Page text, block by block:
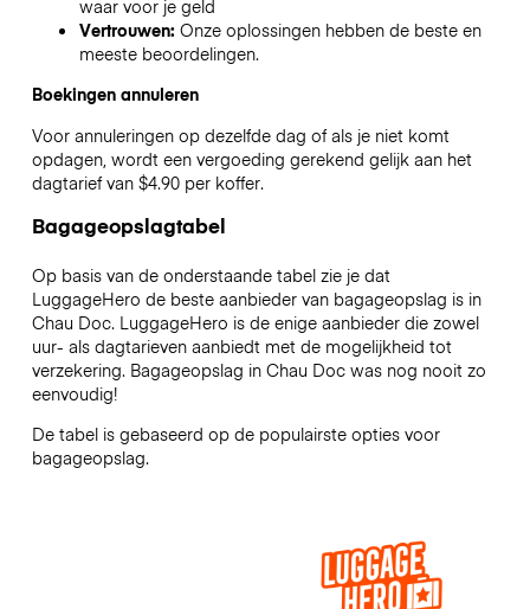
waar voor je geld
Vertrouwen: Onze oplossingen hebben de beste en
meeste beoordelingen.
Boekingen annuleren
Voor annuleringen op dezelfde dag of als je niet komt
opdagen, wordt een vergoeding gerekend gelijk aan het
dagtarief van $4.90 per koffer.
Bagageopslagtabel
Op basis van de onderstaande tabel zie je dat
LuggageHero de beste aanbieder van bagageopslag is in
Chau Doc. LuggageHero is de enige aanbieder die zowel
uur- als dagtarieven aanbiedt met de mogelijkheid tot
verzekering. Bagageopslag in Chau Docwas nog nooit zo
eenvoudig!
De tabel is gebaseerd op de populairste opties voor
bagageopslag.